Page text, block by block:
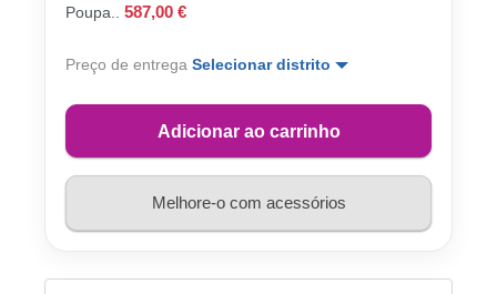
Poupa.. 587,00 €
Preço de entrega Selecionar distrito
Adicionar ao carrinho
Melhore-o com acessórios